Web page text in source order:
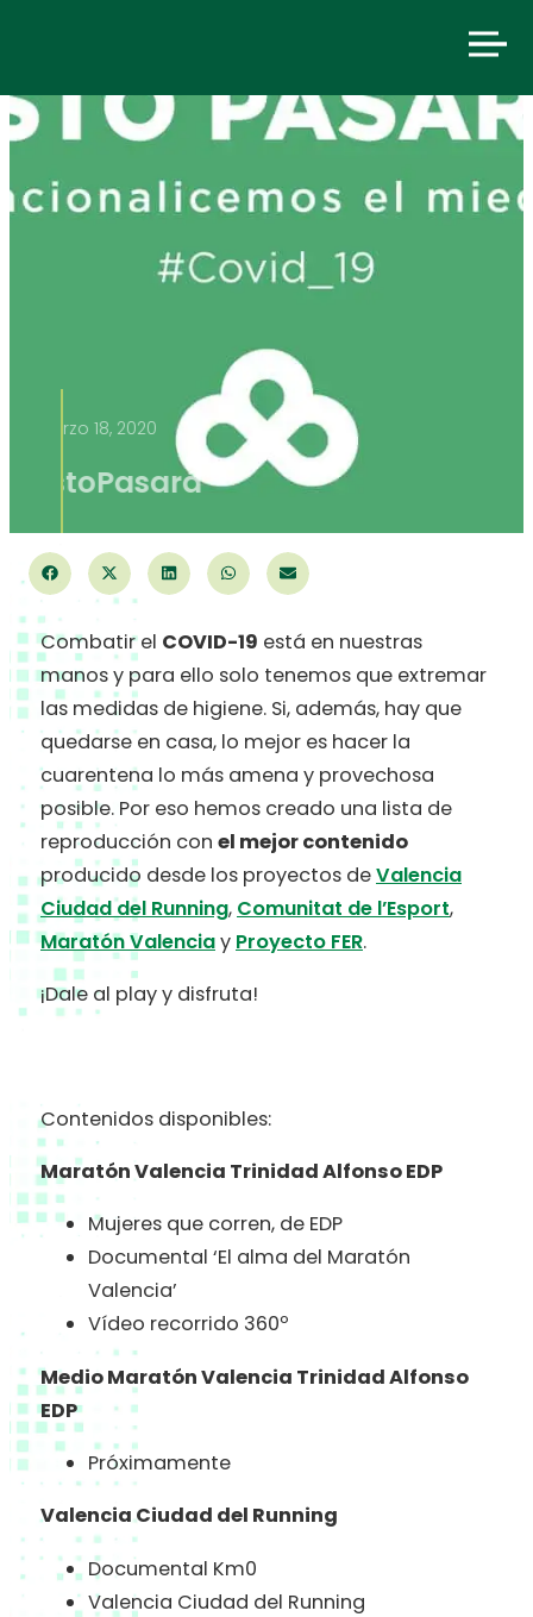
marzo 18, 2020
#EstoPasará
Combatir el COVID-19 está en nuestras
manos y para ello solo tenemos que extremar
las medidas de higiene. Si, además, hay que
quedarse en casa, lo mejor es hacer la
cuarentena lo más amena y provechosa
posible. Por eso hemos creado una lista de
reproducción con el mejor contenido
producido desde los proyectos deValencia
Ciudad del Running, Comunitat de l’Esport,
Maratón Valenciay Proyecto FER.
¡Dale al play y disfruta!
Contenidos disponibles:
Maratón Valencia Trinidad Alfonso EDP
Mujeres que corren, de EDP
Documental ‘El alma del Maratón
Valencia’
Vídeo recorrido 360º
Medio Maratón Valencia Trinidad Alfonso
EDP
Próximamente
Valencia Ciudad del Running
Documental Km0
Valencia Ciudad del Running